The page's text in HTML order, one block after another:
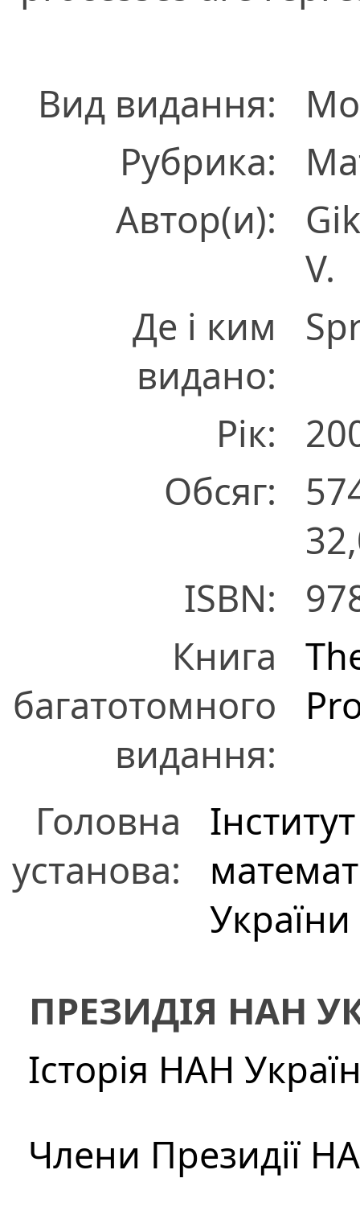
Вид видання:
Рубрика:
Автор(и):
V.
Де і ким
видано:
Рік:
Обсяг:
ISBN:
Книга
багатотомного
видання:
Головна
установа:
України
ПРЕЗИДІЯ НАН
Історія НАН
Члени Президії